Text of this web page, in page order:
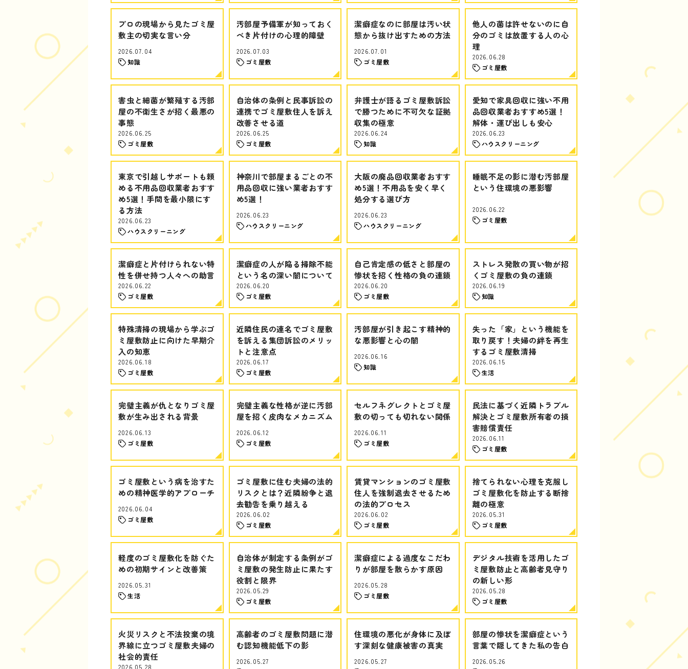
プロの現場から見たゴミ屋
敷主の切実な言い分
2026.07.04
知識
汚部屋予備軍が知っておく
べき片付けの心理的障壁
2026.07.03
ゴミ屋敷
潔癖症なのに部屋は汚い状
態から抜け出すための方法
2026.07.01
ゴミ屋敷
他人の菌は許せないのに自
分のゴミは放置する人の心
理
2026.06.28
ゴミ屋敷
害虫と細菌が繁殖する汚部
屋の不衛生さが招く最悪の
事態
2026.06.25
ゴミ屋敷
自治体の条例と民事訴訟の
連携でゴミ屋敷住人を訴え
改善させる道
2026.06.25
ゴミ屋敷
弁護士が語るゴミ屋敷訴訟
で勝つために不可欠な証拠
収集の極意
2026.06.24
知識
愛知で家具回収に強い不用
品回収業者おすすめ5選！
解体・運び出しも安心
2026.06.23
ハウスクリーニング
東京で引越しサポートも頼
める不用品回収業者おすす
め5選！手間を最小限にす
る方法
2026.06.23
ハウスクリーニング
神奈川で部屋まるごとの不
用品回収に強い業者おすす
め5選！
2026.06.23
ハウスクリーニング
大阪の廃品回収業者おすす
め5選！不用品を安く早く
処分する選び方
2026.06.23
ハウスクリーニング
睡眠不足の影に潜む汚部屋
という住環境の悪影響
2026.06.22
ゴミ屋敷
潔癖症と片付けられない特
性を併せ持つ人々への助言
2026.06.22
ゴミ屋敷
潔癖症の人が陥る掃除不能
という名の深い闇について
2026.06.20
ゴミ屋敷
自己肯定感の低さと部屋の
惨状を招く性格の負の連鎖
2026.06.20
ゴミ屋敷
ストレス発散の買い物が招
くゴミ屋敷の負の連鎖
2026.06.19
知識
特殊清掃の現場から学ぶゴ
ミ屋敷防止に向けた早期介
入の知恵
2026.06.18
ゴミ屋敷
近隣住民の連名でゴミ屋敷
を訴える集団訴訟のメリッ
トと注意点
2026.06.17
ゴミ屋敷
汚部屋が引き起こす精神的
な悪影響と心の闇
2026.06.16
知識
失った「家」という機能を
取り戻す！夫婦の絆を再生
するゴミ屋敷清掃
2026.06.15
生活
完璧主義が仇となりゴミ屋
敷が生み出される背景
2026.06.13
ゴミ屋敷
完璧主義な性格が逆に汚部
屋を招く皮肉なメカニズム
2026.06.12
ゴミ屋敷
セルフネグレクトとゴミ屋
敷の切っても切れない関係
2026.06.11
ゴミ屋敷
民法に基づく近隣トラブル
解決とゴミ屋敷所有者の損
害賠償責任
2026.06.11
ゴミ屋敷
ゴミ屋敷という病を治すた
めの精神医学的アプローチ
2026.06.04
ゴミ屋敷
ゴミ屋敷に住む夫婦の法的
リスクとは？近隣紛争と退
去勧告を乗り越える
2026.06.02
ゴミ屋敷
賃貸マンションのゴミ屋敷
住人を強制退去させるため
の法的プロセス
2026.06.02
ゴミ屋敷
捨てられない心理を克服し
ゴミ屋敷化を防止する断捨
離の極意
2026.05.31
ゴミ屋敷
軽度のゴミ屋敷化を防ぐた
めの初期サインと改善策
2026.05.31
生活
自治体が制定する条例がゴ
ミ屋敷の発生防止に果たす
役割と限界
2026.05.29
ゴミ屋敷
潔癖症による過度なこだわ
りが部屋を散らかす原因
2026.05.28
ゴミ屋敷
デジタル技術を活用したゴ
ミ屋敷防止と高齢者見守り
の新しい形
2026.05.28
ゴミ屋敷
火災リスクと不法投棄の境
界線に立つゴミ屋敷夫婦の
社会的責任
2026.05.28
高齢者のゴミ屋敷問題に潜
む認知機能低下の影
2026.05.27
住環境の悪化が身体に及ぼ
す深刻な健康被害の真実
2026.05.27
部屋の惨状を潔癖症という
言葉で隠してきた私の告白
2026.05.26